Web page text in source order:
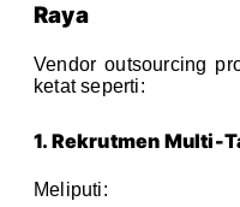
Raya
Vendor outsourcing
ketat seperti:
1. Rekrutmen Multi-
Meliputi: